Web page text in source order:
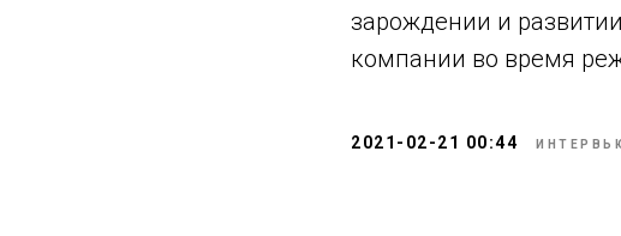
зарождении и
компании во время
2021-02-21 00:44